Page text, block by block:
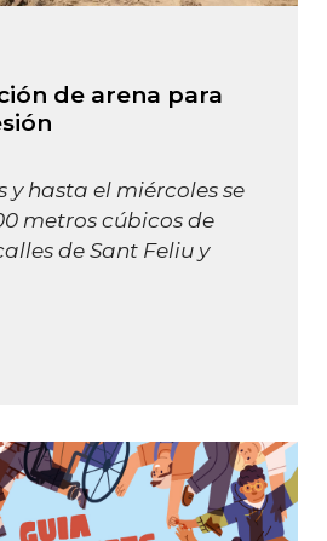
de arena para
y hasta el miércoles se
metros cúbicos de
de Sant Feliu y